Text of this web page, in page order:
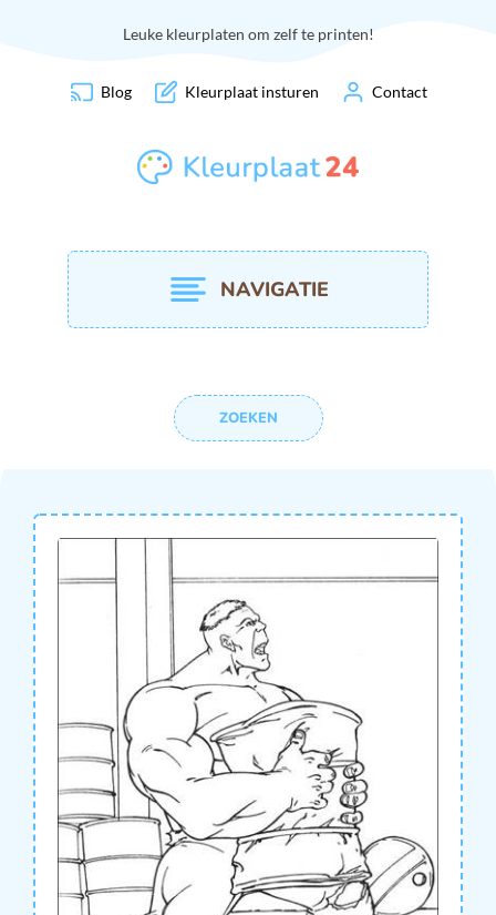
Leuke kleurplaten om zelf te printen!
Blog Kleurplaat insturen Contact
NAVIGATIE
ZOEKEN